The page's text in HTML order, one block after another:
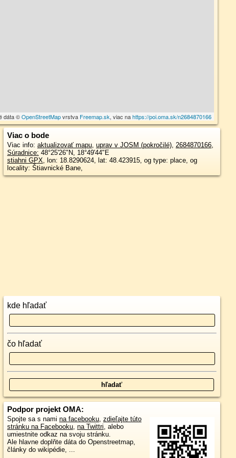
dáta ©OpenStreetMapvrstva Freemap.sk, viac nahttps://poi.oma.sk/n2684870166
Viac o bode
Viac info: aktualizovať mapu, uprav v JOSM (pokročilé), 2684870166,
Súradnice: 48°25'26"N, 18°49'44"E
stiahni GPX, lon: 18.8290624, lat: 48.423915, og type: place, og
locality: Štiavnické Bane,
kde hľadať
čo hľadať
Podpor projekt OMA:
Spojte sa s nami na facebooku, zdieľajte túto
stránku na Facebooku, na Twittri, alebo
umiestnite odkaz na svoju stránku.
Ale hlavne doplňte dáta do Openstreetmap,
články do wikipédie, ...